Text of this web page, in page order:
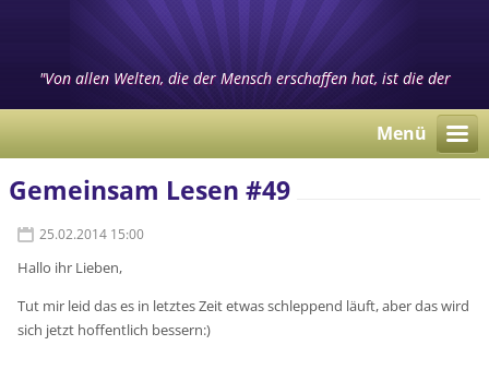
"Von allen Welten, die der Mensch erschaffen hat, ist die der
Menü
Gemeinsam Lesen #49
25.02.2014 15:00
Hallo ihr Lieben,
Tut mir leid das es in letztes Zeit etwas schleppend läuft, aber das wird
sich jetzt hoffentlich bessern:)